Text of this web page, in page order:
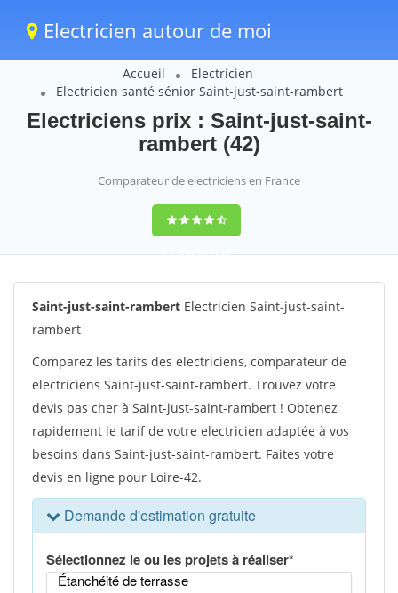
Electricien autour de moi
Accueil
Electricien
Electricien santé sénior Saint-just-saint-rambert
Electriciens prix : Saint-just-saint-
rambert (42)
Comparateur de electriciens en France
9,2(100%)1242
votes
Saint-just-saint-rambert Electricien Saint-just-saint-
rambert
Comparez les tarifs des electriciens, comparateur de
electriciens Saint-just-saint-rambert. Trouvez votre
devis pas cher à Saint-just-saint-rambert ! Obtenez
rapidement le tarif de votre electricien adaptée à vos
besoins dans Saint-just-saint-rambert. Faites votre
devis en ligne pour Loire-42.